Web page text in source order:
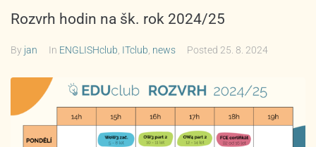
Rozvrh hodin na šk. rok 2024/25
By jan In ENGLISHclub ITclub news Posted 25. 8. 2024